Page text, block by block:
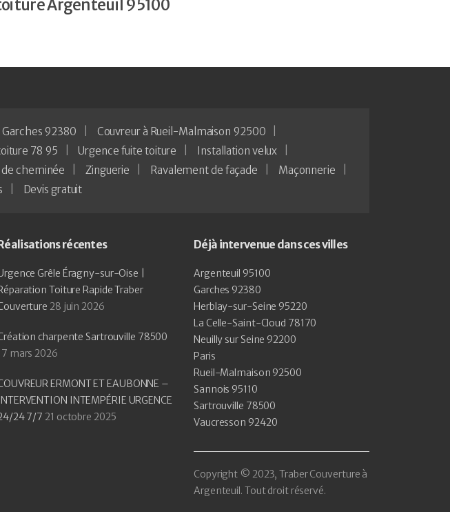
Argenteuil 95100
Garches 92380
Couvreur à Rueil-Malmaison 92500
78 95 Urgence fuite toiture
Installation velux
cheminée Zinguerie Ravalement de façade
Maçonnerie
Devis gratuit
récentes
Grêle Éragny-sur-Oise |
Toiture Rapide Traber
28 juin 2026
charpente Sartrouville 78500
mars 2026
ERMONT ET EAUBONNE –
INTEMPÉRIE URGENCE
24 7/7 21 octobre 2025
Déjà intervenue dans ces villes
Argenteuil 95100
Garches 92380
Herblay-sur-Seine 95220
La Celle-Saint-Cloud 78170
Neuilly sur Seine 92200
Paris
Rueil-Malmaison 92500
Sannois 95110
Sartrouville 78500
Vaucresson 92420
Copyright © 2023, Traber Couverture à
Argenteuil. Tout droit réservé.